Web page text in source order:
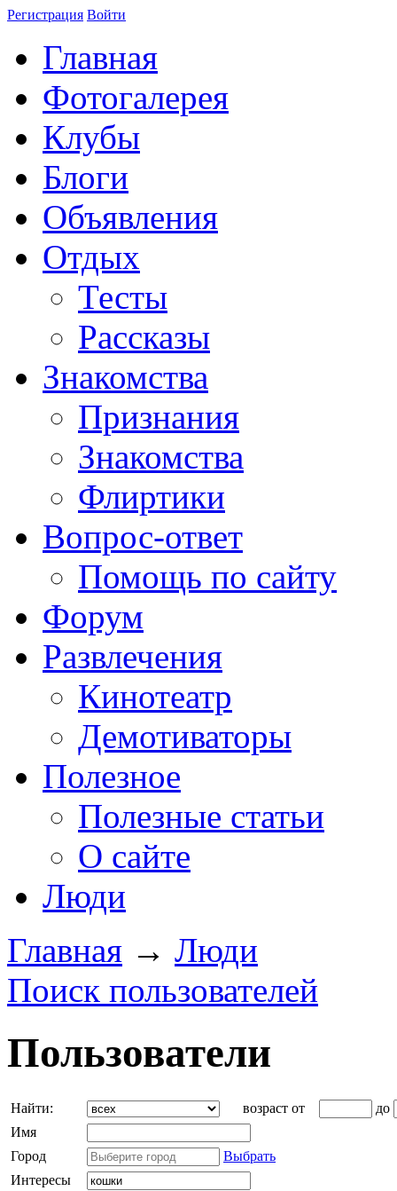
Регистрация Войти
Главная
Фотогалерея
Клубы
Блоги
Объявления
Отдых
Тесты
Рассказы
Знакомства
Признания
Знакомства
Флиртики
Вопрос-ответ
Помощь по сайту
Форум
Развлечения
Кинотеатр
Демотиваторы
Полезное
Полезные статьи
О сайте
Люди
Главная → Люди
Поиск пользователей
Пользователи
Найти: возраст от
до
Имя
Город
Выбрать
Интересы